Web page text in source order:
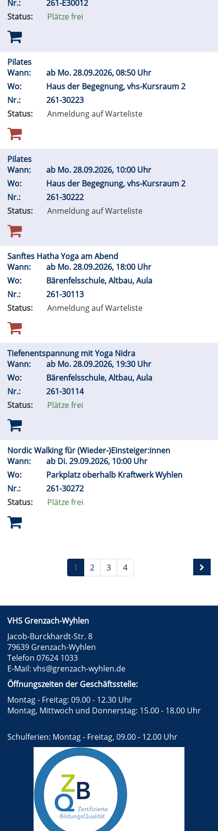
Nr.:
261-E30012
Status:
Plätze frei
Pilates
Wann:
ab Mo.28.09.2026, 08:50 Uhr
Wo:
Haus der Begegnung, vhs-Kursraum 2
Nr.:
261-30223
Status:
Anmeldung auf Warteliste
Pilates
Wann:
ab Mo.28.09.2026, 10:00 Uhr
Wo:
Haus der Begegnung, vhs-Kursraum 2
Nr.:
261-30222
Status:
Anmeldung auf Warteliste
Sanftes Hatha Yoga am Abend
Wann:
ab Mo.28.09.2026, 18:00 Uhr
Wo:
Bärenfelsschule, Altbau, Aula
Nr.:
261-30113
Status:
Anmeldung auf Warteliste
Tiefenentspannung mit Yoga Nidra
Wann:
ab Mo.28.09.2026, 19:30 Uhr
Wo:
Bärenfelsschule, Altbau, Aula
Nr.:
261-30114
Status:
Plätze frei
Nordic Walking für (Wieder-)Einsteiger:innen
Wann:
ab Di.29.09.2026, 10:00 Uhr
Wo:
Parkplatz oberhalb Kraftwerk Wyhlen
Nr.:
261-30272
Status:
Plätze frei
1 2 3 4
VHS Grenzach-Wyhlen
Jacob-Burckhardt-Str. 8
79639 Grenzach-Wyhlen
Telefon 07624 1033
E-Mail: vhs@grenzach-wyhlen.de
Öffnungszeiten der Geschäftsstelle:
Montag - Freitag: 09.00 - 12.30 Uhr
Montag, Mittwoch und Donnerstag: 15.00 - 18.00 Uhr
Schulferien: Montag - Freitag, 09.00 - 12.00 Uhr